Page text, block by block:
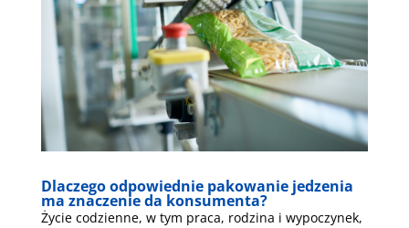
Dlaczego odpowiednie pakowanie jedzenia
ma znaczenie da konsumenta?
Życie codzienne, w tym praca, rodzina i wypoczynek,